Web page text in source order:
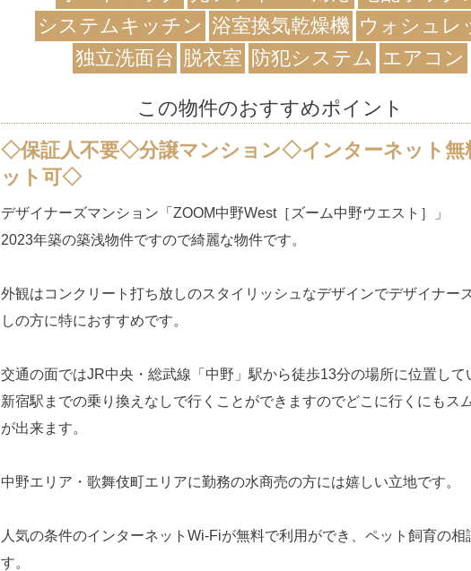
システムキッチン 浴室換気乾燥機 ウォシュレ
独立洗面台 脱衣室 防犯システム エアコン
この物件のおすすめポイント
◇保証人不要◇分譲マンション◇インターネット
ット可◇
デザイナーズマンション「ZOOM中野West［ズーム中野ウエスト］」
2023年築の築浅物件ですので綺麗な物件です。
外観はコンクリート打ち放しのスタイリッシュなデザインでデザイナー
しの方に特におすすめです。
交通の面ではJR中央・総武線「中野」駅から徒歩13分の場所に位置して
新宿駅までの乗り換えなしで行くことができますのでどこに行くにもス
が出来ます。
中野エリア・歌舞伎町エリアに勤務の水商売の方には嬉しい立地です。
人気の条件のインターネットWi-Fiが無料で利用ができ、ペット飼育の相
す。